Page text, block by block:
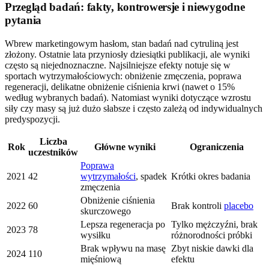
Przegląd badań: fakty, kontrowersje i niewygodne
pytania
Wbrew marketingowym hasłom, stan badań nad cytruliną jest
złożony. Ostatnie lata przyniosły dziesiątki publikacji, ale wyniki
często są niejednoznaczne. Najsilniejsze efekty notuje się w
sportach wytrzymałościowych: obniżenie zmęczenia, poprawa
regeneracji, delikatne obniżenie ciśnienia krwi (nawet o 15%
według wybranych badań). Natomiast wyniki dotyczące wzrostu
siły czy masy są już dużo słabsze i często zależą od indywidualnych
predyspozycji.
Rok
Liczba
uczestników
Główne wyniki Ograniczenia
2021 42
Poprawa
wytrzymałości, spadek
zmęczenia
Krótki okres badania
2022 60
Obniżenie ciśnienia
skurczowego
Brak kontroli placebo
2023 78
Lepsza regeneracja po
wysiłku
Tylko mężczyźni, brak
różnorodności próbki
2024 110
Brak wpływu na masę
mięśniową
Zbyt niskie dawki dla
efektu